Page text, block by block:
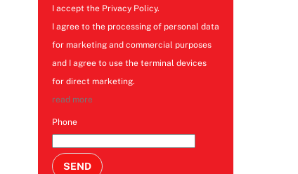
I accept the Privacy Policy.
I agree to the processing of personal data
for marketing and commercial purposes
and I agree to use the terminal devices
for direct marketing.
read more
Phone
SEND